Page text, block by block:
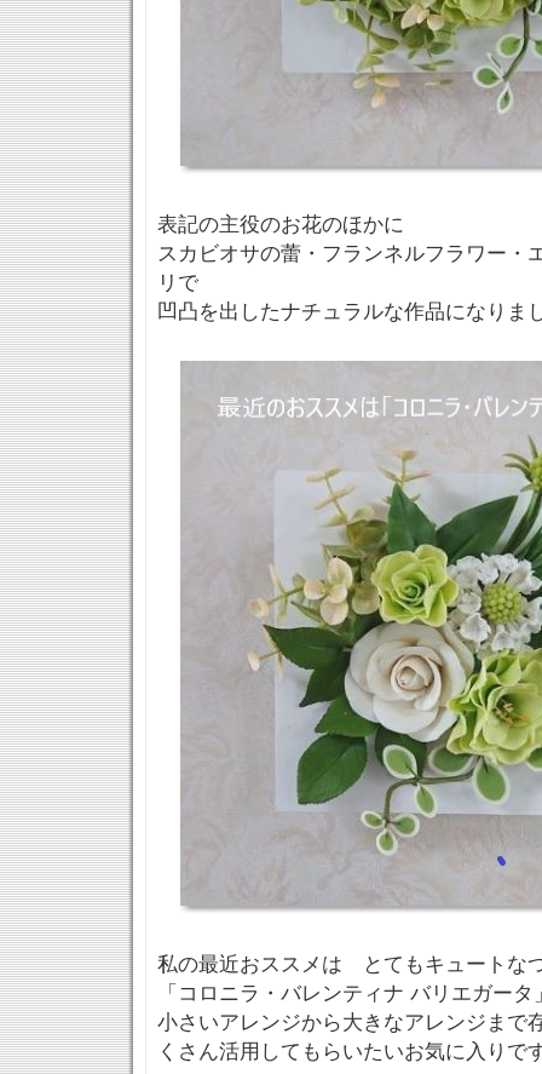
表記の主役のお花のほかに
スカビオサの蕾・フランネルフラワー・
リで
凹凸を出したナチュラルな作品になりま
私の最近おススメは とてもキュートな
「コロニラ・バレンティナ バリエガータ
小さいアレンジから大きなアレンジまで
くさん活用してもらいたいお気に入りで